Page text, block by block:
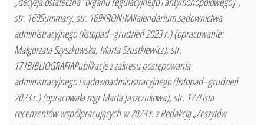
str. 160Summary, str. 169KRONIKAKalendarium sądownictwa
administracyjnego (listopad–grudzień 2023 r.) (opracowanie:
Małgorzata Szyszkowska, Marta Szustkiewicz), str.
171BIBLIOGRAFIAPublikacje z zakresu postępowania
administracyjnego i sądowoadministracyjnego (listopad–grudzień
2023 r.) (opracowała mgr Marta Jaszczukowa), str. 177Lista
recenzentów współpracujących w 2023 r. z Redakcją „Zeszytów